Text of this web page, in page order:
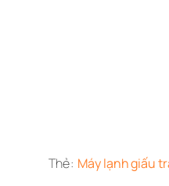
Thẻ: Máy lạnh giấu